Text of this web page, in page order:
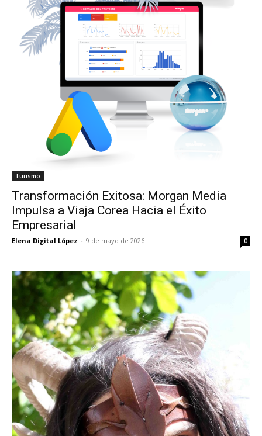
Turismo
Transformación Exitosa: Morgan Media
Impulsa a Viaja Corea Hacia el Éxito
Empresarial
Elena Digital López - 9 de mayo de 2026 0